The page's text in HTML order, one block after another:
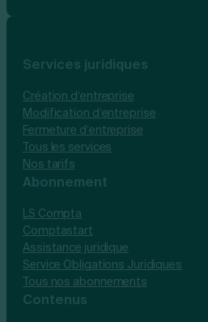
Services juridiques
Création d’entreprise
Modification d’entreprise
Fermeture d’entreprise
Tous les services
Nos tarifs
Abonnement
LS Compta
Comptastart
Assistance juridique
Service Obligations Juridiques
Tous nos abonnements
Contenus